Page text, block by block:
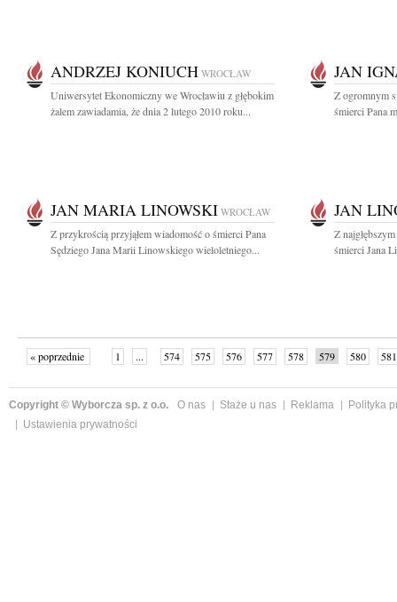
ANDRZEJ KONIUCH WROCŁAW
Uniwersytet Ekonomiczny we Wrocławiu z głębokim
żalem zawiadamia, że dnia 2 lutego 2010 roku...
JAN
Z ogromnym
śmierci Pana
JAN MARIA LINOWSKI WROCŁAW
Z przykrością przyjąłem wiadomość o śmierci Pana
Sędziego Jana Marii Linowskiego wieloletniego...
JAN
Z
śmierci Jana
« poprzednie 1 ... 574 575 576 577 578 579 580
581
Copyright © Wyborcza sp. z o.o. O nas Staże u nas Reklama
Polityka
Ustawienia prywatności